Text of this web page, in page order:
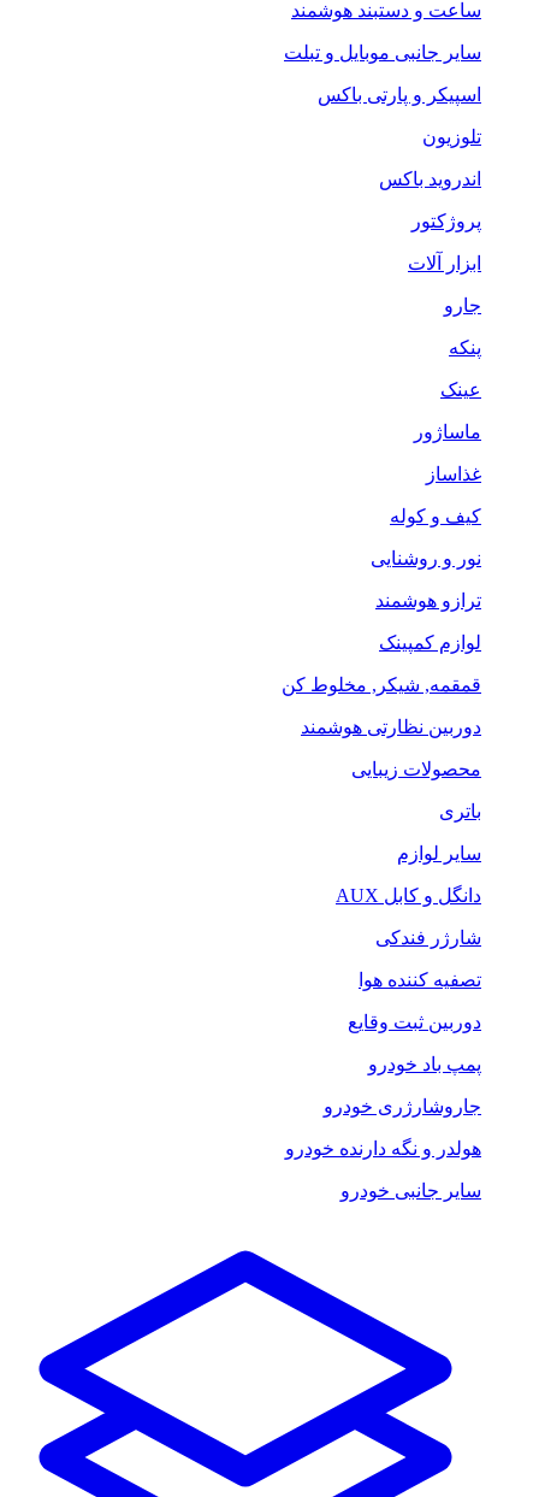
ساعت و دستبند هوشمند
سایر جانبی موبایل و تبلت
اسپیکر و پارتی باکس
تلوزیون
اندروید باکس
پروژکتور
ابزار آلات
جارو
پنکه
عینک
ماساژور
غذاساز
کیف و کوله
نور و روشنایی
ترازو هوشمند
لوازم کمپینک
قمقمه, شیکر, مخلوط کن
دوربین نظارتی هوشمند
محصولات زیبایی
باتری
سایر لوازم
دانگل و کابل AUX
شارژر فندکی
تصفیه کننده هوا
دوربین ثبت وقایع
پمپ باد خودرو
جاروشارژری خودرو
هولدر و نگه دارنده خودرو
سایر جانبی خودرو